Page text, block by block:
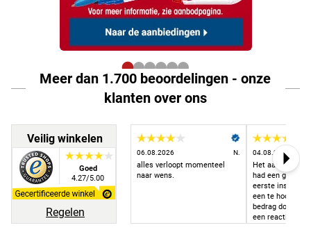
Meer dan 1.700 beoordelingen - onze
klanten over ons
Veilig winkelen
Goed
4.27/5.00
Regelen
06.08.2026 N.
alles verloopt momenteel
naar wens.
04.08.2026
Het
had een goeie
eerste instantie
een te hoog te
bedrag
een reactie van
Next